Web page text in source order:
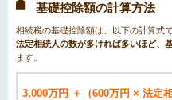
基礎控除額の計算方法
相続税の基礎控除額は、以下の計算式
法定相続人の数が多ければ多いほど、
ます。
3,000万円 ＋（600万円 × 法定